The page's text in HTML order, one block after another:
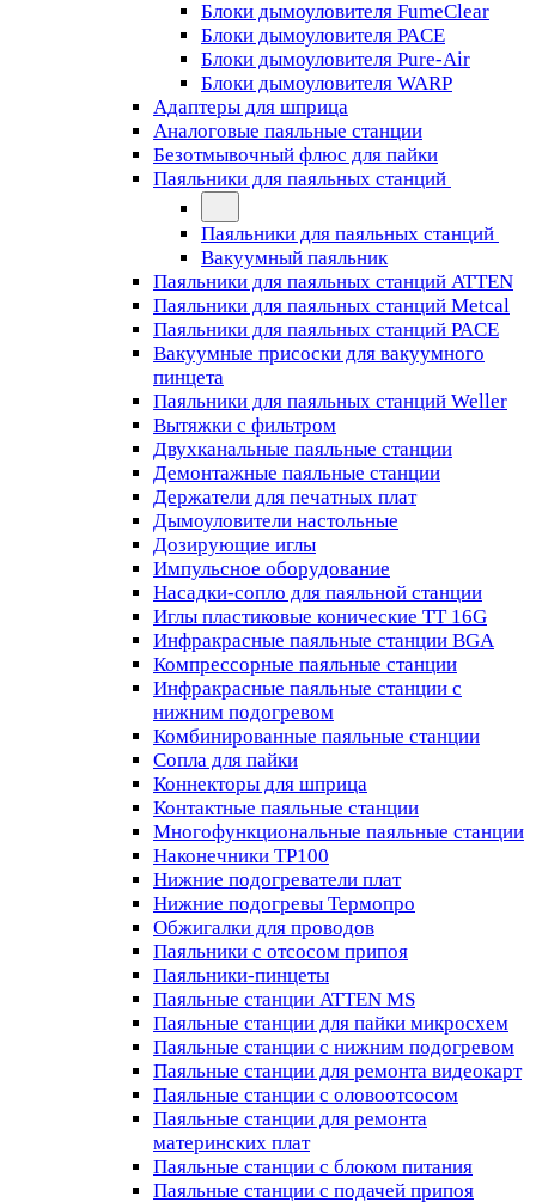
Блоки дымоуловителя FumeClear
Блоки дымоуловителя PACE
Блоки дымоуловителя Pure-Air
Блоки дымоуловителя WARP
Адаптеры для шприца
Аналоговые паяльные станции
Безотмывочный флюс для пайки
Паяльники для паяльных станций
Паяльники для паяльных станций
Вакуумный паяльник
Паяльники для паяльных станций ATTEN
Паяльники для паяльных станций Metcal
Паяльники для паяльных станций PACE
Вакуумные присоски для вакуумного
пинцета
Паяльники для паяльных станций Weller
Вытяжки с фильтром
Двухканальные паяльные станции
Демонтажные паяльные станции
Держатели для печатных плат
Дымоуловители настольные
Дозирующие иглы
Импульсное оборудование
Насадки-сопло для паяльной станции
Иглы пластиковые конические TT 16G
Инфракрасные паяльные станции BGA
Компрессорные паяльные станции
Инфракрасные паяльные станции с
нижним подогревом
Комбинированные паяльные станции
Сопла для пайки
Коннекторы для шприца
Контактные паяльные станции
Многофункциональные паяльные станции
Наконечники TP100
Нижние подогреватели плат
Нижние подогревы Термопро
Обжигалки для проводов
Паяльники с отсосом припоя
Паяльники-пинцеты
Паяльные станции ATTEN MS
Паяльные станции для пайки микросхем
Паяльные станции с нижним подогревом
Паяльные станции для ремонта видеокарт
Паяльные станции с оловоотсосом
Паяльные станции для ремонта
материнских плат
Паяльные станции с блоком питания
Паяльные станции с подачей припоя